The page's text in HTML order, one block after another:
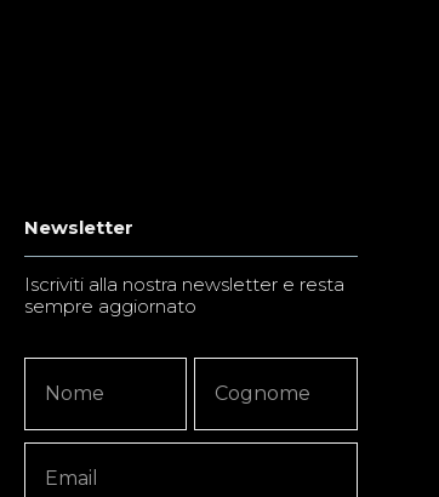
Newsletter
Iscriviti alla nostra newsletter e resta
sempre aggiornato
Signup
Copy